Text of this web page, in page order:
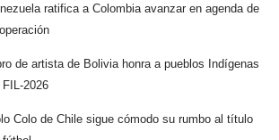
ratifica a Colombia avanzar en agenda de
de artista de Bolivia honra a pueblos Indígenas
FIL-2026
Colo de Chile sigue cómodo su rumbo al título